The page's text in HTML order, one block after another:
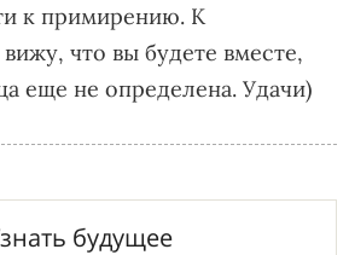
к примирению. К
что вы будете вместе,
еще не определена. Удачи)
будущее